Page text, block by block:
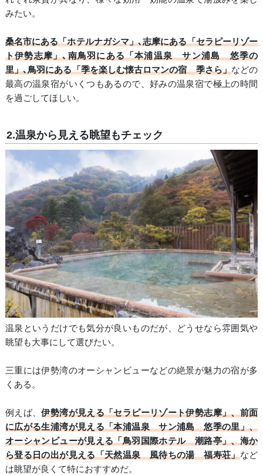
みたい。
桑名市にある「ホテルナガシマ」､志摩にある「セラピーリゾー
ト伊勢志摩」､南鳥羽にある「本浦温泉 サン浦島 悠季の
里」､鳥羽にある「季を楽しむ懐古ロマンの宿 季さら」などの
最高の温泉宿がいくつもあるので、好みの温泉宿で極上の時間
を過ごしてほしい。
2.温泉から見える眺望もチェック
温泉というだけでも気分が良いものだが、どうせなら雰囲気や
眺望も大事にして選びたい。
三重には伊勢湾のオーシャンビューなどの絶景が魅力の宿が多
くある。
例えば、伊勢湾が見える「セラピーリゾート伊勢志摩」、前面
に広がる生浦湾が見える「本浦温泉 サン浦島 悠季の里」、
オーシャンビューが見える「鳥羽国際ホテル 潮路亭」、海か
ら登る日の出が見える「天然温泉 風待ちの湯 福寿荘」など
は眺望が良くて特におすすめだ。